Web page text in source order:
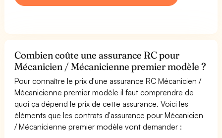
Combien coûte une assurance RC pour
Mécanicien / Mécanicienne premier modèle ?
Pour connaître le prix d'une assurance RC Mécanicien /
Mécanicienne premier modèle il faut comprendre de
quoi ça dépend le prix de cette assurance. Voici les
éléments que les contrats d'assurance pour Mécanicien
/ Mécanicienne premier modèle vont demander :